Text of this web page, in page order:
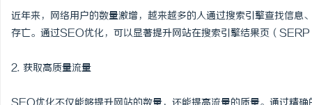
近年来，网络用户的数量激增，越来越多的人通过搜索引擎查找信
存亡。通过SEO优化，可以显著提升网站在搜索引擎结果页（
2. 获取高质量流量